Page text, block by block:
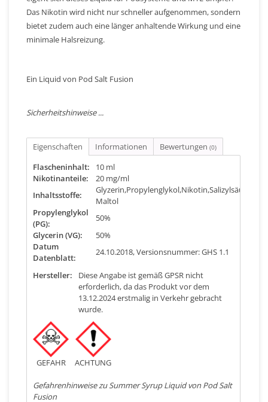
Das Nikotin wird nicht nur schneller aufgenommen, sondern
bietet zudem auch eine länger anhaltende Wirkung und eine
minimale Halsreizung.
Ein Liquid von Pod Salt Fusion
Sicherheitshinweise ...
Eigenschaften Informationen Bewertungen (0)
Flascheninhalt:
10 ml
Nikotinanteile:
20 mg/ml
Inhaltsstoffe:
Maltol
Propylenglykol
(PG):
50%
Glycerin (VG):
50%
Datum
Datenblatt:
24.10.2018, Versionsnummer: GHS 1.1
Hersteller:
Diese Angabe ist gemäß GPSR nicht
erforderlich, da das Produkt vor dem
13.12.2024 erstmalig in Verkehr gebracht
wurde.
GEFAHR ACHTUNG
Gefahrenhinweise zu Summer Syrup Liquid von Pod Salt
Fusion